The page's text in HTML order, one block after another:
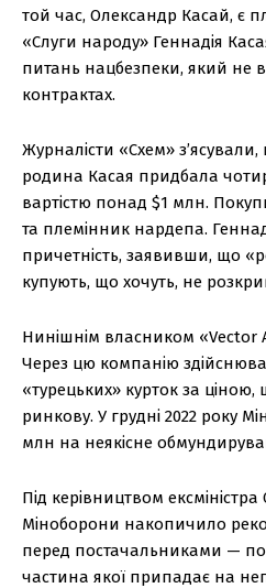
той час, Олександр Касай, є
«Слуги народу» Геннадія
питань нацбезпеки, який не
контрактах.
Журналісти «Схем»
родина Касая придбала
вартістю понад $1 млн.
та племінник нардепа.
причетність, заявивши, що
купують, що хочуть, не
Нинішнім власником «Vector
Через цю компанію
«турецьких» курток за
ринкову. У грудні 2022 року
млн на неякісне
Під керівництвом ексміністра
Міноборони накопичило
перед постачальниками —
частина якої припадає на